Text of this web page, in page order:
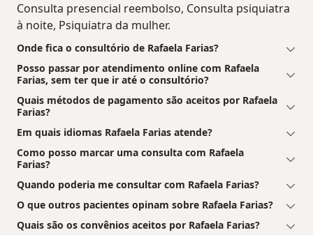
Consulta presencial reembolso, Consulta psiquiatra
à noite, Psiquiatra da mulher.
Onde fica o consultório de Rafaela Farias?
Posso passar por atendimento online com Rafaela
Farias, sem ter que ir até o consultório?
Quais métodos de pagamento são aceitos por Rafaela
Farias?
Em quais idiomas Rafaela Farias atende?
Como posso marcar uma consulta com Rafaela
Farias?
Quando poderia me consultar com Rafaela Farias?
O que outros pacientes opinam sobre Rafaela Farias?
Quais são os convênios aceitos por Rafaela Farias?